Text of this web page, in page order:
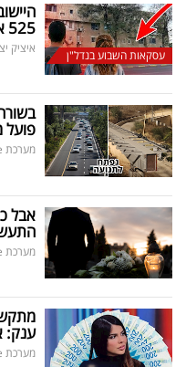
עסקאות השבוע בנדל"ן
525 אלף שקל
איציק
פועל
מערכת ice
אבל
מערכת ice
ענק:
מערכת ice